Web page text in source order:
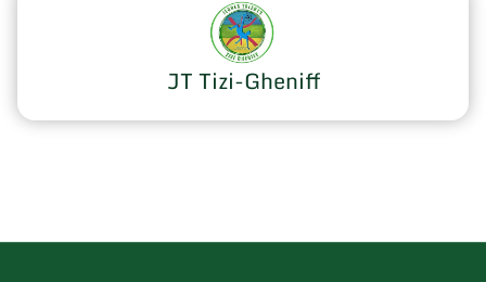
JT Tizi-Gheniff